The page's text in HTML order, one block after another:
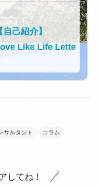
自己紹介】
Like Life Lette
サルタント
コラム
してね！